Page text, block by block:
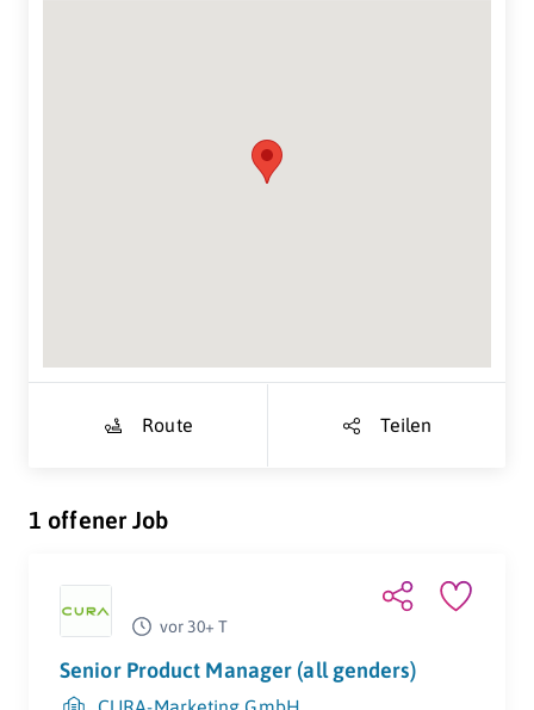
Route Teilen
1 offener Job
vor 30+ T
Senior Product Manager (all genders)